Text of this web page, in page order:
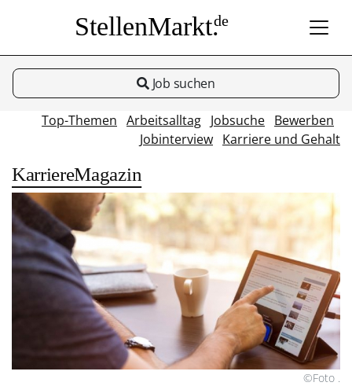
StellenMarkt.de
Job suchen
Top-Themen Arbeitsalltag Jobsuche Bewerben
Jobinterview Karriere und Gehalt
KarriereMagazin
©Foto .